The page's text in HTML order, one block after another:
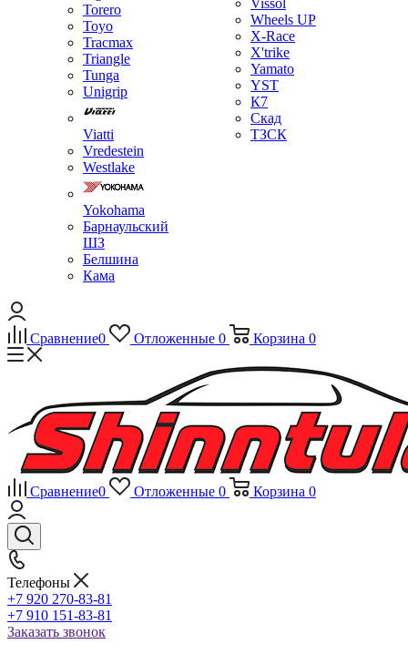
Torero
Toyo
Tracmax
Triangle
Tunga
Unigrip
Viatti
Vredestein
Westlake
Yokohama
Барнаульский
ШЗ
Белшина
Кама
Vissol
Wheels UP
X-Race
X'trike
Yamato
YST
К7
Скад
ТЗСК
Сравнение0 Отложенные 0 Корзина 0
Сравнение0 Отложенные 0 Корзина 0
Телефоны
+7 920 270-83-81
+7 910 151-83-81
Заказать звонок